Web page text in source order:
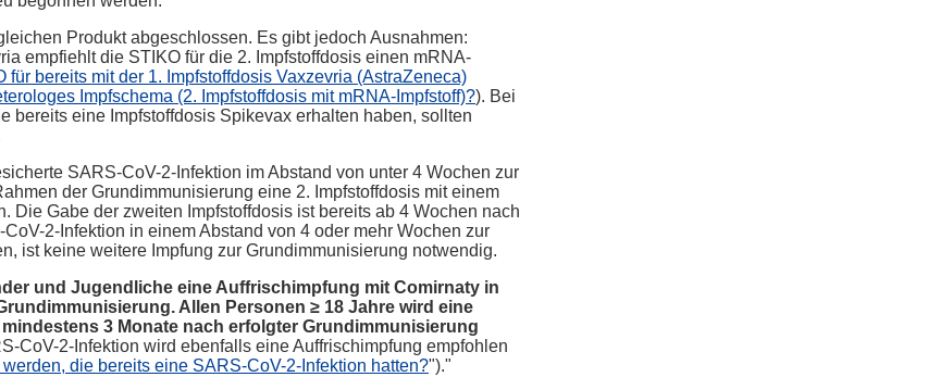
Produkt abgeschlossen. Es gibt jedoch Ausnahmen:
empfiehlt die STIKO für die 2. Impfstoffdosis einen mRNA-
für bereits mit der 1. Impfstoffdosis Vaxzevria (AstraZeneca)
Impfschema (2. Impfstoffdosis mit mRNA-Impfstoff)?). Bei
bereits eine Impfstoffdosis Spikevax erhalten haben, sollten
SARS-CoV-2-Infektion im Abstand von unter 4 Wochen zur
der Grundimmunisierung eine 2. Impfstoffdosis mit einem
Die Gabe der zweiten Impfstoffdosis ist bereits ab 4 Wochen nach
2-Infektion in einem Abstand von 4 oder mehr Wochen zur
ist keine weitere Impfung zur Grundimmunisierung notwendig.
und Jugendliche eine Auffrischimpfung mit Comirnaty in
Allen Personen ≥ 18 Jahre wird eine
3 Monate nach erfolgter Grundimmunisierung
CoV-2-Infektion wird ebenfalls eine Auffrischimpfung empfohlen
die bereits eine SARS-CoV-2-Infektion hatten?")."